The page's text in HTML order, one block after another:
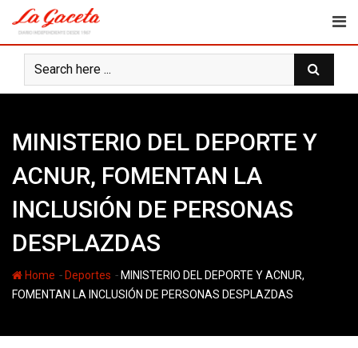
content
MINISTERIO DEL DEPORTE Y
ACNUR, FOMENTAN LA
INCLUSIÓN DE PERSONAS
DESPLAZDAS
Home - Deportes - MINISTERIO DEL DEPORTE Y ACNUR,
FOMENTAN LA INCLUSIÓN DE PERSONAS DESPLAZDAS